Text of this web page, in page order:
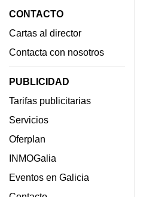
CONTACTO
Cartas al director
Contacta con nosotros
PUBLICIDAD
Tarifas publicitarias
Servicios
Oferplan
INMOGalia
Eventos en Galicia